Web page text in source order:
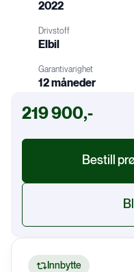
2022
Drivstoff
Drivstoff
Elbil
Garantivarighet
12 måneder
219 900,-
Bestill
Innbytte